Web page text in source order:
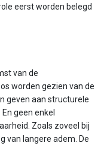
eerst worden belegd
van de
worden gezien van de
geven aan structurele
geen enkel
Zoals zoveel bij
van langere adem. De